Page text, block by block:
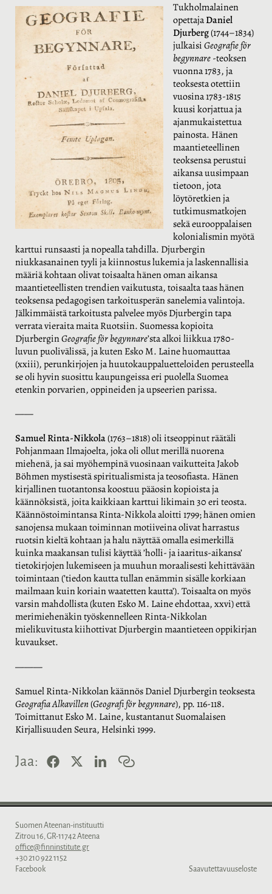
Tukholmalainen
opettajaDaniel
Djurberg(1744–1834)
julkaisiGeografie för
begynnare-teoksen
vuonna 1783, ja
teoksesta otettiin
vuosina 1783-1815
kuusi korjattua ja
ajanmukaistettua
painosta. Hänen
maantieteellinen
teoksensa perustui
aikansa uusimpaan
tietoon, jota
löytöretkien ja
tutkimusmatkojen
sekä eurooppalaisen
kolonialismin myötä
karttui runsaasti ja nopealla tahdilla. Djurbergin
niukkasanainen tyyli ja kiinnostus lukemia ja laskennallisia
määriä kohtaan olivat toisaalta hänen oman aikansa
maantieteellisten trendien vaikutusta, toisaalta taas hänen
teoksensa pedagogisen tarkoitusperän sanelemia valintoja.
Jälkimmäistä tarkoitusta palvelee myös Djurbergin tapa
verrata vieraita maita Ruotsiin. Suomessa kopioita
DjurberginGeografie för begynnare’sta alkoi liikkua 1780-
luvun puolivälissä, ja kuten Esko M. Laine huomauttaa
(xxiii), perunkirjojen ja huutokauppaluetteloiden perusteella
se oli hyvin suosittu kaupungeissa eri puolella Suomea
etenkin porvarien, oppineiden ja upseerien parissa.
——
Samuel Rinta-Nikkola(1763–1818) oli itseoppinut räätäli
Pohjanmaan Ilmajoelta, joka oli ollut merillä nuorena
miehenä, ja sai myöhempinä vuosinaan vaikutteita Jakob
Böhmen mystisestä spiritualismista ja teosofiasta. Hänen
kirjallinen tuotantonsa koostuu pääosin kopioista ja
käännöksistä, joita kaikkiaan karttui likimain 30 eri teosta.
Käännöstoimintansa Rinta-Nikkola aloitti 1799; hänen omien
sanojensa mukaan toiminnan motiiveina olivat harrastus
ruotsin kieltä kohtaan ja halu näyttää omalla esimerkillä
kuinka maakansan tulisi käyttää ’holli- ja iaaritus-aikansa’
tietokirjojen lukemiseen ja muuhun moraalisesti kehittävään
toimintaan (’tiedon kautta tullan enämmin sisälle korkiaan
mailmaan kuin koriain waatetten kautta’). Toisaalta on myös
varsin mahdollista (kuten Esko M. Laine ehdottaa, xxvi) että
merimiehenäkin työskennelleen Rinta-Nikkolan
mielikuvitusta kiihottivat Djurbergin maantieteen oppikirjan
kuvaukset.
———
Samuel Rinta-Nikkolan käännös Daniel Djurbergin teoksesta
Geografia Alkavillen(Geografi för begynnare), pp. 116-118.
Toimittanut Esko M. Laine, kustantanut Suomalaisen
Kirjallisuuden Seura, Helsinki 1999.
Jaa:
b
o
k
e
o
o
Suomen Ateenan-instituutti
Zitrou 16, GR-11742 Ateena
office@finninstitute.gr
+30 210 922 1152
Facebook
Saavutettavuuseloste